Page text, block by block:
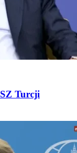
Turcji